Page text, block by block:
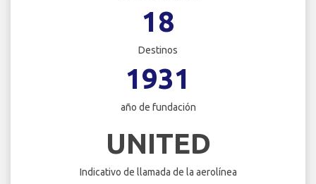
18
Destinos
1931
año de fundación
UNITED
Indicativo de llamada de la aerolínea